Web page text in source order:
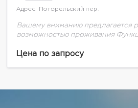
Адрес: Погорельский пер.
Вашему вниманию предлагается
возможностью проживания
дизайнерский ремонт
Цена по запросу